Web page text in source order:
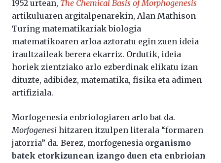
1952 urtean, The Chemical Basis of Morphogenesis
artikuluaren argitalpenarekin, Alan Mathison
Turing matematikariak biologia
matematikoaren arloa aztoratu egin zuen ideia
iraultzaileak berera ekarriz. Ordutik, ideia
horiek zientziako arlo ezberdinak elikatu izan
dituzte, adibidez, matematika, fisika eta adimen
artifiziala.
Morfogenesia enbriologiaren arlo bat da.
Morfogenesi hitzaren itzulpen literala “formaren
jatorria” da. Berez, morfogenesia organismo
batek etorkizunean izango duen eta enbrioian